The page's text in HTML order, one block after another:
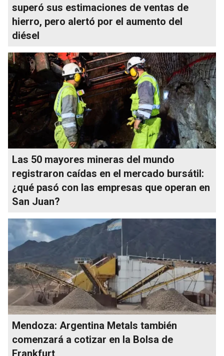
superó sus estimaciones de ventas de
hierro, pero alertó por el aumento del
diésel
Las 50 mayores mineras del mundo
registraron caídas en el mercado bursátil:
¿qué pasó con las empresas que operan en
San Juan?
Mendoza: Argentina Metals también
comenzará a cotizar en la Bolsa de
Frankfurt